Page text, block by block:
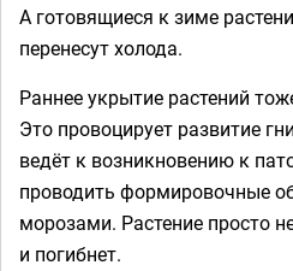
А готовящиеся к зиме
перенесут холода.
Раннее укрытие растений
Это провоцирует развитие
ведёт к возникновению к
проводить формировочные
морозами. Растение просто
и погибнет.